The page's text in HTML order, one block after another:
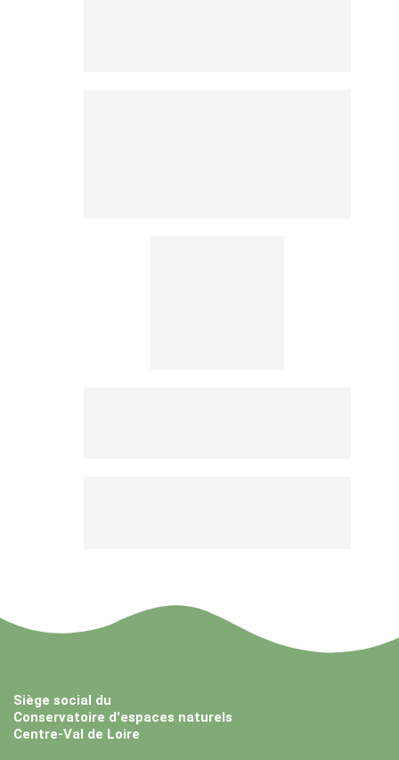
Siège social du
Conservatoire d'espaces naturels
Centre-Val de Loire